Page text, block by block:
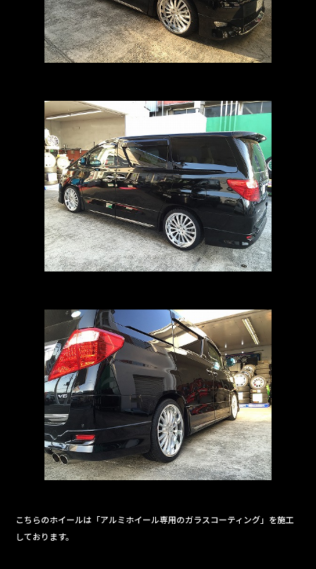
こちらのホイールは「アルミホイール専用のガラスコーティング」を施工
しております。